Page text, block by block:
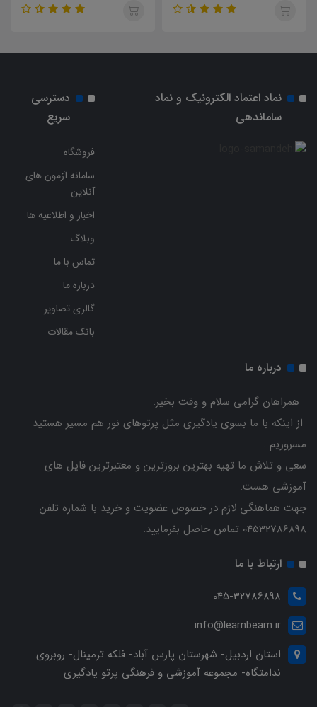
نماد اعتماد الکترونیک و نماد
ساماندهی
دسترسی
سریع
فروشگاه
سامانه آزمون های
آنلاین
اخبار و اطلاعیه ها
وبلاگ
تماس با ما
درباره ما
گالری تصاویر
بانک مقالات
درباره ما
همراهان گرامی سلام و وقت بخیر.
از اینکه با ما بسوی یادگیری مثل پرتوهای نور هم مسیر هستید
مسروریم .
سعی و تلاش ما تهیه بهترین بروزترین و معتبرترین فایل های
آموزشی هست.
جهت هماهنگی لازم در خصوص عضویت و خرید با شماره تلفن
04532786898 تماس حاصل بفرمایید.
ارتباط با ما
045-32786898
info@learnbeam.ir
استان اردبیل- شهرستان پارس آباد- فلکه ترمینال- روبروی
ندامتگاه- مجموعه آموزشی و فرهنگی پرتو یادگیری